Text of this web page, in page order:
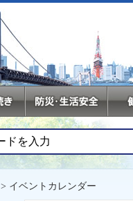
> イベントカレンダー